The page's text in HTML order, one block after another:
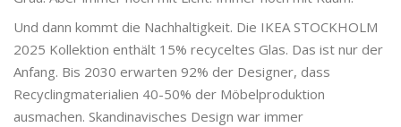
Und dann kommt die Nachhaltigkeit. Die IKEA STOCKHOLM
2025 Kollektion enthält 15% recyceltes Glas. Das ist nur der
Anfang. Bis 2030 erwarten 92% der Designer, dass
Recyclingmaterialien 40-50% der Möbelproduktion
ausmachen. Skandinavisches Design war immer